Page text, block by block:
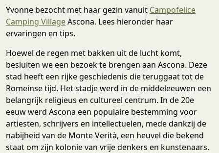
Yvonne bezocht met haar gezin vanuit Campofelice
Camping VillageAscona. Lees hieronder haar
ervaringen en tips.
Hoewel de regen met bakken uit de lucht komt,
besluiten we een bezoek te brengen aan Ascona. Deze
stad heeft een rijke geschiedenis die teruggaat tot de
Romeinse tijd. Het stadje werd in de middeleeuwen een
belangrijk religieus en cultureel centrum. In de 20e
eeuw werd Ascona een populaire bestemming voor
artiesten, schrijvers en intellectuelen, mede dankzij de
nabijheid van de Monte Verità, een heuvel die bekend
staat om zijn kolonie van vrije denkers en kunstenaars.